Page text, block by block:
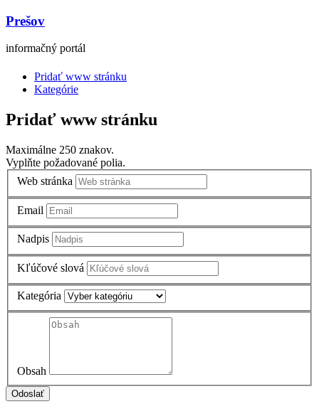
Prešov
informačný portál
Pridať www stránku
Kategórie
Pridať www stránku
Maximálne 250 znakov.
Vyplňte požadované polia.
Web stránka
Email
Nadpis
Kľúčové slová
Kategória
Obsah